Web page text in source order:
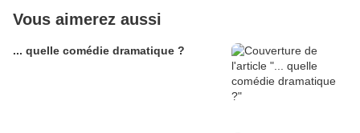
Vous aimerez aussi
... quelle comédie dramatique ?